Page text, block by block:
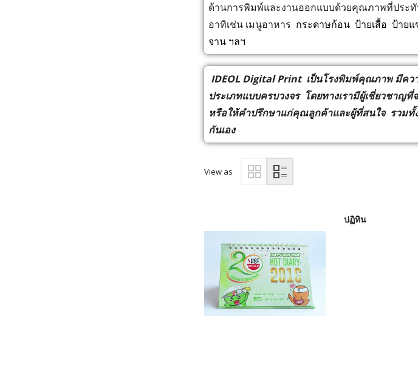
ด้านการพิมพ์และงานออกแบบด้วยคุณภาพที่ประทั
อาทิเช่น เมนูอาหาร กระดาษก้อน ป้ายเสื้อ ป้าย
จาน ฯลฯ
IDEOL Digital Print เป็นโรงพิมพ์คุณภาพ มีค
ประเภทแบบครบวงจร โดยทางเรามีผู้เชี่ยวชา
หรือให้คำปรึกษาแก่คุณลูกค้าและผู้ที่สนใจ รวมทั้
กันเอง
View as
ปฏิทิน